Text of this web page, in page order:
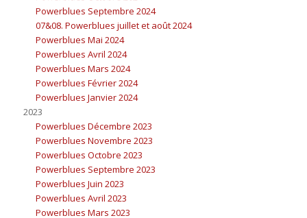
Powerblues Septembre 2024
07&08. Powerblues juillet et août 2024
Powerblues Mai 2024
Powerblues Avril 2024
Powerblues Mars 2024
Powerblues Février 2024
Powerblues Janvier 2024
2023
Powerblues Décembre 2023
Powerblues Novembre 2023
Powerblues Octobre 2023
Powerblues Septembre 2023
Powerblues Juin 2023
Powerblues Avril 2023
Powerblues Mars 2023